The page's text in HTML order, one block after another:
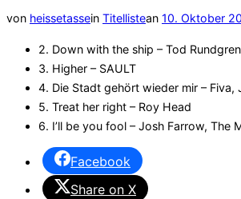
von heissetassein Titellistean Veröffentlicht
10. Oktober
2. Down with the ship – Tod
3. Higher – SAULT
4. Die Stadt gehört wieder mir – Fiva,
5. Treat her right – Roy Head
6. I’ll be you fool – Josh Farrow, The
Facebook
Share on X